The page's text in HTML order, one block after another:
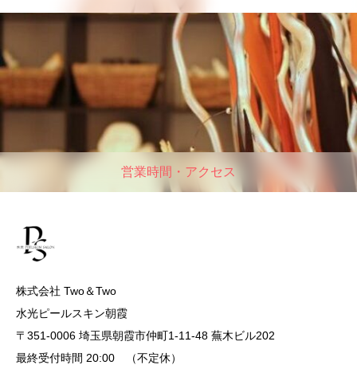
営業時間・アクセス
株式会社 Two＆Two
水光ピールスキン朝霞
〒351-0006 埼玉県朝霞市仲町1-11-48 蕪木ビル202
最終受付時間 20:00 （不定休）